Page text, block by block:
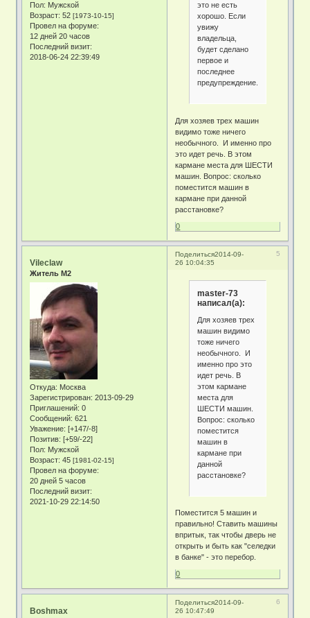
Пол: Мужской
Возраст: 52[1973-10-15]
Провел на форуме:
12 дней 20 часов
Последний визит:
2018-06-24 22:39:49
это не есть
хорошо. Если
увижу
владельца,
будет сделано
первое и
последнее
предупреждение...
Для хозяев трех машин
видимо тоже ничего
необычного. И именно про
это идет речь. В этом
кармане места для ШЕСТИ
машин. Вопрос: сколько
поместится машин в
кармане при данной
расстановке?
0
Поделиться 5
2014-09-
26 10:04:35
Vileclaw
Житель М2
Откуда: Москва
Зарегистрирован: 2013-09-29
Приглашений: 0
Сообщений: 621
Уважение: [+147/-8]
Позитив: [+59/-22]
Пол: Мужской
Возраст: 45[1981-02-15]
Провел на форуме:
20 дней 5 часов
Последний визит:
2021-10-29 22:14:50
master-73
написал(а):
Для хозяев трех
машин видимо
тоже ничего
необычного. И
именно про это
идет речь. В
этом кармане
места для
ШЕСТИ машин.
Вопрос: сколько
поместится
машин в
кармане при
данной
расстановке?
Поместится 5 машин и
правильно! Ставить машины
впритык, так чтобы дверь не
открыть и быть как "селедки
в банке" - это перебор.
0
Поделиться 6
2014-09-
26 10:47:49
Boshmax